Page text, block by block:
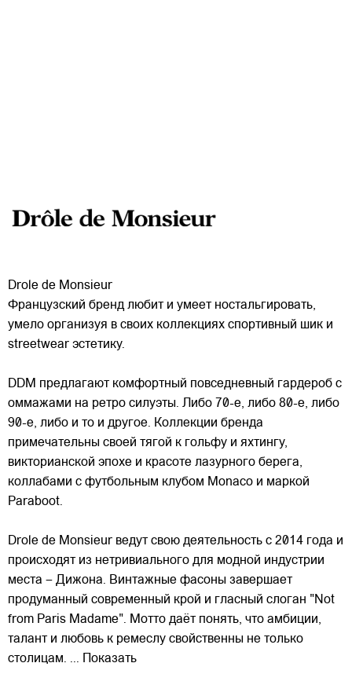
Drole de Monsieur
Французский бренд любит и умеет ностальгировать,
умело организуя в своих коллекциях спортивный шик и
streetwear эстетику.
DDM предлагают комфортный повседневный гардероб с
оммажами на ретро силуэты. Либо 70-е, либо 80-е, либо
90-е, либо и то и другое. Коллекции бренда
примечательны своей тягой к гольфу и яхтингу,
викторианской эпохе и красоте лазурного берега,
коллабами с футбольным клубом Monaco и маркой
Paraboot.
Drole de Monsieur ведут свою деятельность с 2014 года и
происходят из нетривиального для модной индустрии
места – Дижона. Винтажные фасоны завершает
продуманный современный крой и гласный слоган "Not
from Paris Madame". Мотто даёт понять, что амбиции,
талант и любовь к ремеслу свойственны не только
столицам. ... Показать